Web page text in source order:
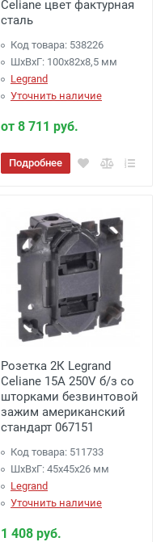
Celiane цвет фактурная
сталь
Код товара: 538226
ШхВхГ: 100x82x8,5 мм
Legrand
Уточнить наличие
от 8 711 руб.
Подробнее
Розетка 2К Legrand
Celiane 15A 250V б/з со
шторками безвинтовой
зажим американский
стандарт 067151
Код товара: 511733
ШхВхГ: 45x45x26 мм
Legrand
Уточнить наличие
1 408 руб.